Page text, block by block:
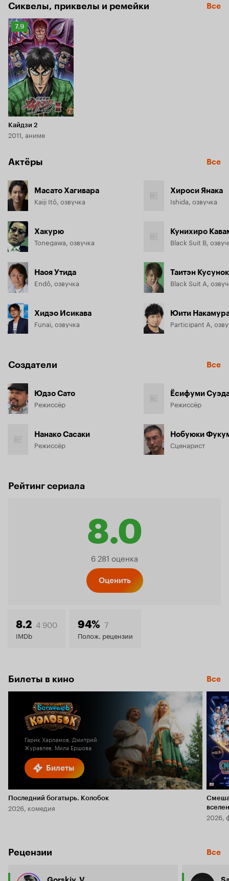
Сиквелы, приквелы и ремейки Все
Рейтинг
Кинопоиска
7.9
7.9
Кайдзи 2
2011, аниме
Актёры Все
Масато Хагивара
Kaiji Itô, озвучка
Хакурю
Tonegawa, озвучка
Наоя Утида
Endô, озвучка
Хидэо Исикава
Funai, озвучка
Хироси Янака
Ishida, озвучка
Кунихиро
Black Suit B,
Таитэн
Black Suit A,
Юити
Participant A,
Создатели Все
Юдзо Сато
Режиссёр
Нанако Сасаки
Режиссёр
Ёсифуми
Режиссёр
Нобуюки
Сценарист
Рейтинг сериала
8.0
Рейтинг
8.0
6 281 оценка
Оценить
8.2 4 900
IMDb
94% 7
Полож. рецензии
Билеты в кино Все
Билеты
Гарик Харламов, Дмитрий
Журавлев, Мила Ершова
Последний богатырь. Колобок
2026, комедия
2026,
Рецензии Все